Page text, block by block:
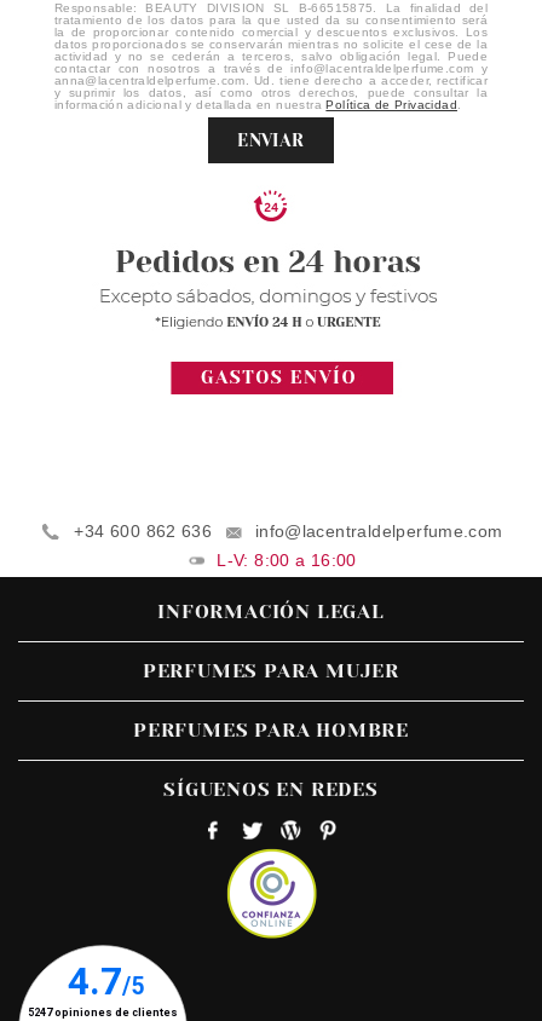
Responsable: BEAUTY DIVISION SL B-66515875. La finalidad del
tratamiento de los datos para la que usted da su consentimiento será
la de proporcionar contenido comercial y descuentos exclusivos. Los
datos proporcionados se conservarán mientras no solicite el cese de la
actividad y no se cederán a terceros, salvo obligación legal. Puede
contactar con nosotros a través de info@lacentraldelperfume.com y
anna@lacentraldelperfume.com. Ud. tiene derecho a acceder, rectificar
y suprimir los datos, así como otros derechos, puede consultar la
información adicional y detallada en nuestraPolítica de Privacidad.
ENVIAR
+34 600 862 636
info@lacentraldelperfume.com
L-V: 8:00 a 16:00
INFORMACIÓN LEGAL
PERFUMES PARA MUJER
PERFUMES PARA HOMBRE
SÍGUENOS EN REDES